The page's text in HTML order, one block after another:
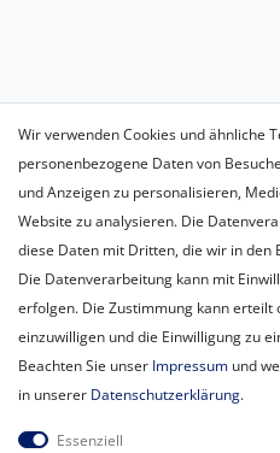
Wir verwenden Cookies und ähnliche
personenbezogene Daten von
und Anzeigen zu personalisieren,
Website zu analysieren. Die
diese Daten mit Dritten, die wir in den
Die Datenverarbeitung kann mit
erfolgen. Die Zustimmung kann erteilt
einzuwilligen und die Einwilligung zu
Beachten Sie unser Impressum und
in unserer Daten­schutz­erklärung.
Essenziell